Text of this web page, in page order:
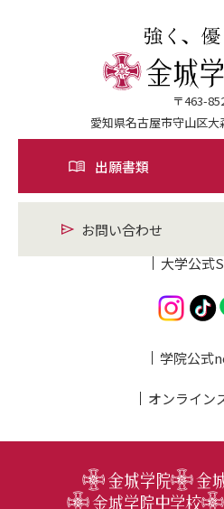
〒463-
愛知県名古屋市守山区
出願書類
お問い合わせ
大学公式
学院公式
オンライン